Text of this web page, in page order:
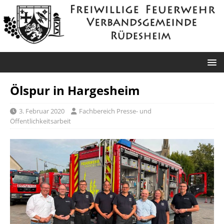
Ölspur in Hargesheim
3. Februar 2020
Fachbereich Presse- und
Öffentlichkeitsarbeit